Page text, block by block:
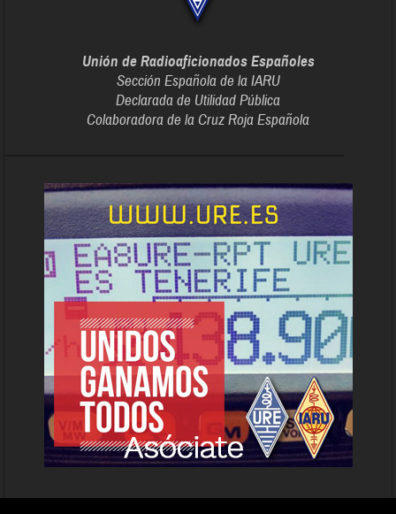
Unión de Radioaficionados Españoles
Sección Española de la IARU
Declarada de Utilidad Pública
Colaboradora de la Cruz Roja Española